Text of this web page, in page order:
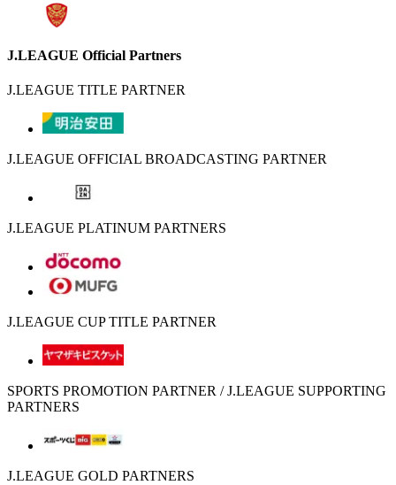
J.LEAGUE Official Partners
J.LEAGUE TITLE PARTNER
J.LEAGUE OFFICIAL BROADCASTING PARTNER
J.LEAGUE PLATINUM PARTNERS
J.LEAGUE CUP TITLE PARTNER
SPORTS PROMOTION PARTNER / J.LEAGUE SUPPORTING
PARTNERS
J.LEAGUE GOLD PARTNERS